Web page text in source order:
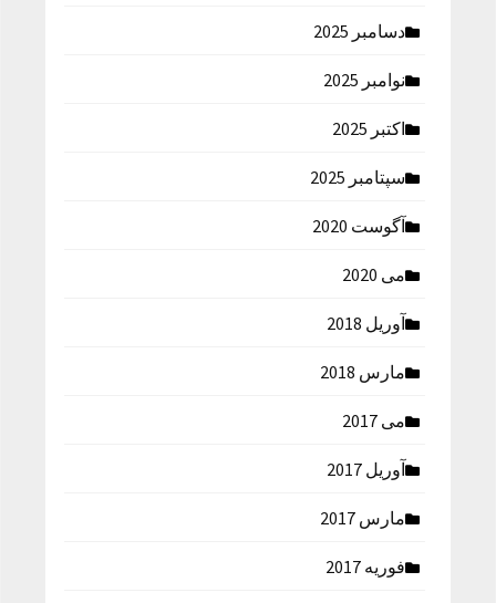
دسامبر 2025
نوامبر 2025
اکتبر 2025
سپتامبر 2025
آگوست 2020
می 2020
آوریل 2018
مارس 2018
می 2017
آوریل 2017
مارس 2017
فوریه 2017